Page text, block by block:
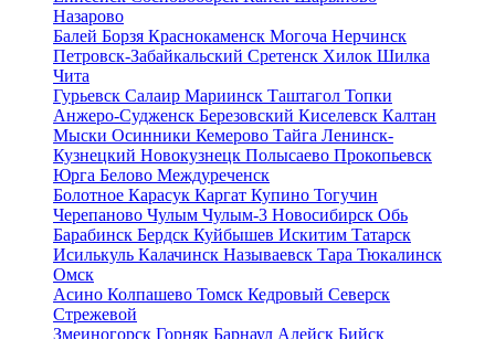
Назарово
Балей Борзя Краснокаменск Могоча Нерчинск
Петровск-Забайкальский Сретенск Хилок Шилка
Чита
Гурьевск Салаир Мариинск Таштагол Топки
Анжеро-Судженск Березовский Киселевск Калтан
Мыски Осинники Кемерово Тайга Ленинск-
Кузнецкий Новокузнецк Полысаево Прокопьевск
Юрга Белово Междуреченск
Болотное Карасук Каргат Купино Тогучин
Черепаново Чулым Чулым-3 Новосибирск Обь
Барабинск Бердск Куйбышев Искитим Татарск
Исилькуль Калачинск Называевск Тара Тюкалинск
Омск
Асино Колпашево Томск Кедровый Северск
Стрежевой
Змеиногорск Горняк Барнаул Алейск Бийск